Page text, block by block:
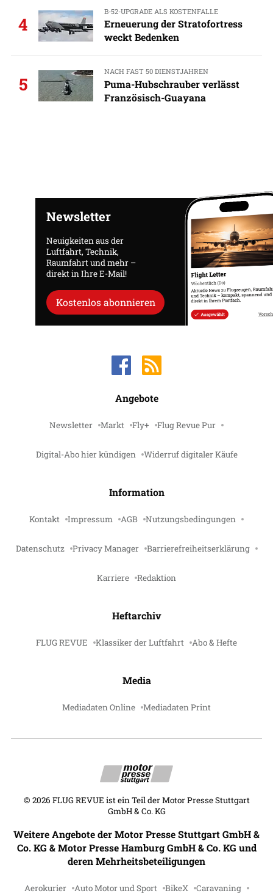
4
B-52-UPGRADE ALS KOSTENFALLE
Erneuerung der Stratofortress
weckt Bedenken
5
NACH FAST 50 DIENSTJAHREN
Puma-Hubschrauber verlässt
Französisch-Guayana
Newsletter
Neuigkeiten aus der
Luftfahrt, Technik,
Raumfahrt und mehr –
direkt in Ihre E-Mail!
Kostenlos abonnieren
Angebote
Newsletter Markt Fly+ Flug Revue Pur
Digital-Abo hier kündigen Widerruf digitaler Käufe
Information
Kontakt Impressum AGB Nutzungsbedingungen
Datenschutz Privacy Manager Barrierefreiheitserklärung
Karriere Redaktion
Heftarchiv
FLUG REVUE Klassiker der Luftfahrt Abo & Hefte
Media
Mediadaten Online Mediadaten Print
© 2026 FLUG REVUE ist ein Teil der Motor Presse Stuttgart
GmbH & Co. KG
Weitere Angebote der Motor Presse Stuttgart GmbH &
Co. KG & Motor Presse Hamburg GmbH & Co. KG und
deren Mehrheitsbeteiligungen
Aerokurier Auto Motor und Sport BikeX Caravaning